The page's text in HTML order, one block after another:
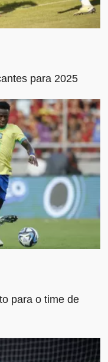
para 2025
para o time de